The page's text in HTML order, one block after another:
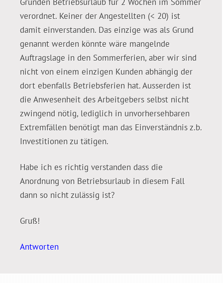
verordnet. Keiner der Angestellten (< 20) ist
damit einverstanden. Das einzige was als Grund
genannt werden könnte wäre mangelnde
Auftragslage in den Sommerferien, aber wir sind
nicht von einem einzigen Kunden abhängig der
dort ebenfalls Betriebsferien hat. Ausserden ist
die Anwesenheit des Arbeitgebers selbst nicht
zwingend nötig, lediglich in unvorhersehbaren
Extremfällen benötigt man das Einverständnis z.b.
Investitionen zu tätigen.
Habe ich es richtig verstanden dass die
Anordnung von Betriebsurlaub in diesem Fall
dann so nicht zulässig ist?
Gruß!
Antworten